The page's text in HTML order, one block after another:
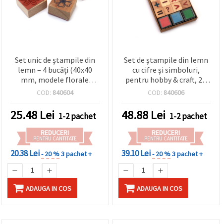
Set unic de ștampile din
lemn – 4 bucăți (40x40
mm, modele florale
asortate), perfect pentru
scrapbooking
COD: 840604
25.48 Lei 1-2 pachet
REDUCERI
PENTRU CANTITATE
20.38 Lei- 20 %3 pachet +
ADAUGA IN COS
Set de ștampile din lemn
cu cifre și simboluri,
pentru hobby & craft, 28
piese, 25x25 mm, cu 3
24x24 mm
COD: 840606
48.88 Lei 1-2 pachet
REDUCERI
PENTRU CANTITATE
39.10 Lei- 20 %3 pachet +
ADAUGA IN COS